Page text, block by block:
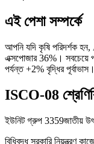
এই পেশা সম্পর্কে
আপনি যদি কৃষি পরিদর্শক
এক্সপোজার 36%। সবচেয়ে
পর্যন্ত +2% বৃদ্ধির পূর্বাভাস।
ISCO-08
ইউনিট গ্রুপ 3359জাতীয়
বিধিবদ্ধ সরকারি নিয়ন্ত্রণ